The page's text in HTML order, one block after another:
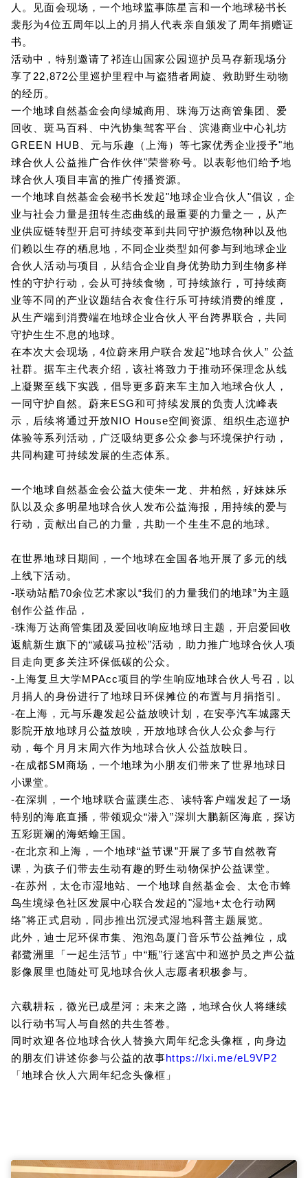
人。见面会现场，一个地球监事陈星言和一个地球秘书长
裴彤为4位五周年以上的月捐人代表亲自颁发了周年捐赠证
书。
活动中，特别邀请了祁连山国家公园巡护员马存新现场分
享了22,872公里巡护里程中与盗猎者周旋、救助野生动物
的经历。
一个地球自然基金会向绿城商用、珠海万达商管集团、爱
回收、斑马百科、中汽协集驾客平台、滨港商业中心礼坊
GREEN HUB、元与乐趣（上海）等七家优秀企业授予"地
球合伙人公益推广合作伙伴"荣誉称号。以表彰他们给予地
球合伙人项目丰富的推广传播资源。
一个地球自然基金会秘书长发起"地球企业合伙人"倡议，企
业与社会力量是扭转生态曲线的最重要的力量之一，从产
业供应链转型开启可持续变革到共同守护濒危物种以及他
们赖以生存的栖息地，不同企业类型如何参与到地球企业
合伙人活动与项目，从结合企业自身优势助力到生物多样
性的守护行动，会从可持续食物，可持续旅行，可持续商
业等不同的产业议题结合衣食住行乐可持续消费的维度，
从生产端到消费端在地球企业合伙人平台跨界联合，共同
守护生生不息的地球。
在本次大会现场，4位蔚来用户联合发起"地球合伙人” 公益
社群。据车主代表介绍，该社将致力于推动环保理念从线
上凝聚至线下实践，倡导更多蔚来车主加入地球合伙人，
一同守护自然。蔚来ESG和可持续发展的负责人沈峰表
示，后续将通过开放NIO House空间资源、组织生态巡护
体验等系列活动，广泛吸纳更多公众参与环境保护行动，
共同构建可持续发展的生态体系。
一个地球自然基金会公益大使朱一龙、井柏然，好妹妹乐
队以及众多明星地球合伙人发布公益海报，用持续的爱与
行动，贡献出自己的力量，共助一个生生不息的地球。
在世界地球日期间，一个地球在全国各地开展了多元的线
上线下活动。
-联动站酷70余位艺术家以“我们的力量我们的地球”为主题
创作公益作品，
-珠海万达商管集团及爱回收响应地球日主题，开启爱回收
返航新生旗下的“减碳马拉松”活动，助力推广地球合伙人项
目走向更多关注环保低碳的公众。
-上海复旦大学MPAcc项目的学生响应地球合伙人号召，以
月捐人的身份进行了地球日环保摊位的布置与月捐指引。
-在上海，元与乐趣发起公益放映计划，在安亭汽车城露天
影院开放地球月公益放映，开放地球合伙人公众参与行
动，每个月月末周六作为地球合伙人公益放映日。
-在成都SM商场，一个地球为小朋友们带来了世界地球日
小课堂。
-在深圳，一个地球联合蓝蹼生态、读特客户端发起了一场
特别的海底直播，带领观众“潜入”深圳大鹏新区海底，探访
五彩斑斓的海蛞蝓王国。
-在北京和上海，一个地球“益节课”开展了多节自然教育
课，为孩子们带去生动有趣的野生动物保护公益课堂。
-在苏州，太仓市湿地站、一个地球自然基金会、太仓市蜂
鸟生境绿色社区发展中心联合发起的"湿地+太仓行动网
络"将正式启动，同步推出沉浸式湿地科普主题展览。
此外，迪士尼环保市集、泡泡岛厦门音乐节公益摊位，成
都鹭洲里「一起生活节」中“瓶”行迷宫中和巡护员之声公益
影像展里也随处可见地球合伙人志愿者积极参与。
六载耕耘，微光已成星河；未来之路，地球合伙人将继续
以行动书写人与自然的共生答卷。
同时欢迎各位地球合伙人替换六周年纪念头像框，向身边
的朋友们讲述你参与公益的故事https://lxi.me/eL9VP2
「地球合伙人六周年纪念头像框」
WWF
北
处